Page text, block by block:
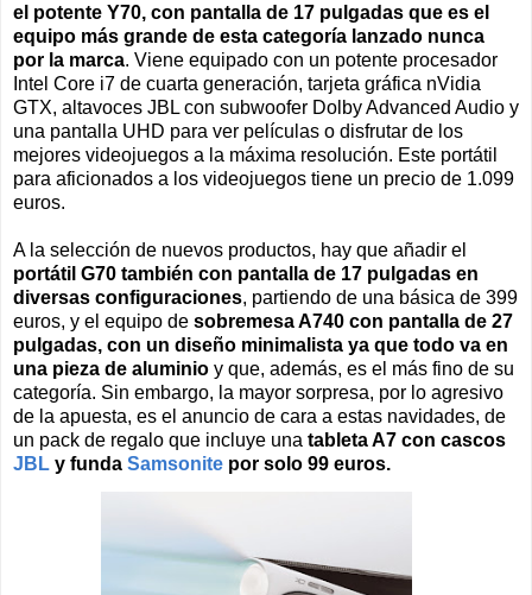
el potente Y70, con pantalla de 17 pulgadas que es el
equipo más grande de esta categoría lanzado nunca
por la marca. Viene equipado con un potente procesador
Intel Core i7 de cuarta generación, tarjeta gráfica nVidia
GTX, altavoces JBL con subwoofer Dolby Advanced Audio y
una pantalla UHD para ver películas o disfrutar de los
mejores videojuegos a la máxima resolución. Este portátil
para aficionados a los videojuegos tiene un precio de 1.099
euros.
A la selección de nuevos productos, hay que añadir el
portátil G70 también con pantalla de 17 pulgadas en
diversas configuraciones, partiendo de una básica de 399
euros, y el equipo de sobremesa A740 con pantalla de 27
pulgadas, con un diseño minimalista ya que todo va en
una pieza de aluminio y que, además, es el más fino de su
categoría. Sin embargo, la mayor sorpresa, por lo agresivo
de la apuesta, es el anuncio de cara a estas navidades, de
un pack de regalo que incluye una tableta A7 con cascos
JBL y funda Samsonite por solo 99 euros.